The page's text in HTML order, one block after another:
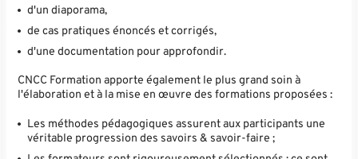
d'un diaporama,
de cas pratiques énoncés et corrigés,
d'une documentation pour approfondir.
CNCC Formation apporte également le plus grand soin à
l'élaboration et à la mise en œuvre des formations proposées :
Les méthodes pédagogiques assurent aux participants une
véritable progression des savoirs & savoir-faire ;